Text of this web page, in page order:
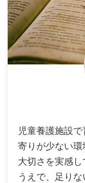
児童養護施設
寄りが少ない
大切さを実感
うえで、足り